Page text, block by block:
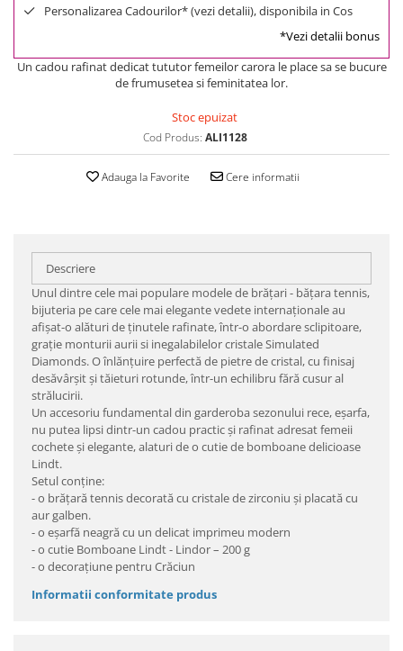
Personalizarea Cadourilor* (vezi detalii), disponibila in Cos
*Vezi detalii bonus
Un cadou rafinat dedicat tututor femeilor carora le place sa se bucure
de frumusetea si feminitatea lor.
Stoc epuizat
Cod Produs: ALI1128
Adauga la Favorite Cere informatii
Descriere
Unul dintre cele mai populare modele de brăţari - bățara tennis,
bijuteria pe care cele mai elegante vedete internaţionale au
afişat-o alături de ţinutele rafinate, într-o abordare sclipitoare,
graţie monturii aurii si inegalabilelor cristale Simulated
Diamonds. O înlănţuire perfectă de pietre de cristal, cu finisaj
desăvârşit şi tăieturi rotunde, într-un echilibru fără cusur al
strălucirii.
Un accesoriu fundamental din garderoba sezonului rece, eşarfa,
nu putea lipsi dintr-un cadou practic şi rafinat adresat femeii
cochete şi elegante, alaturi de o cutie de bomboane delicioase
Lindt.
Setul conține:
- o brățară tennis decorată cu cristale de zirconiu și placată cu
aur galben.
- o eșarfă neagră cu un delicat imprimeu modern
- o cutie Bomboane Lindt - Lindor – 200 g
- o decorațiune pentru Crăciun
Informatii conformitate produs